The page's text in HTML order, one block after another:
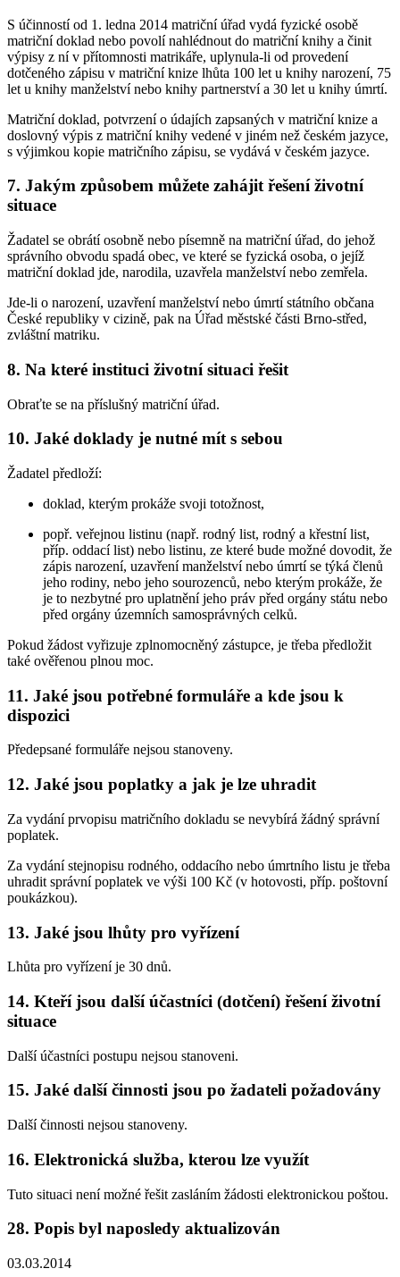
S účinností od 1. ledna 2014 matriční úřad vydá fyzické osobě
matriční doklad nebo povolí nahlédnout do matriční knihy a činit
výpisy z ní v přítomnosti matrikáře, uplynula-li od provedení
dotčeného zápisu v matriční knize lhůta 100 let u knihy narození, 75
let u knihy manželství nebo knihy partnerství a 30 let u knihy úmrtí.
Matriční doklad, potvrzení o údajích zapsaných v matriční knize a
doslovný výpis z matriční knihy vedené v jiném než českém jazyce,
s výjimkou kopie matričního zápisu, se vydává v českém jazyce.
7. Jakým způsobem můžete zahájit řešení životní
situace
Žadatel se obrátí osobně nebo písemně na matriční úřad, do jehož
správního obvodu spadá obec, ve které se fyzická osoba, o jejíž
matriční doklad jde, narodila, uzavřela manželství nebo zemřela.
Jde-li o narození, uzavření manželství nebo úmrtí státního občana
České republiky v cizině, pak na Úřad městské části Brno-střed,
zvláštní matriku.
8. Na které instituci životní situaci řešit
Obraťte se na příslušný matriční úřad.
10. Jaké doklady je nutné mít s sebou
Žadatel předloží:
doklad, kterým prokáže svoji totožnost,
popř. veřejnou listinu (např. rodný list, rodný a křestní list,
příp. oddací list) nebo listinu, ze které bude možné dovodit, že
zápis narození, uzavření manželství nebo úmrtí se týká členů
jeho rodiny, nebo jeho sourozenců, nebo kterým prokáže, že
je to nezbytné pro uplatnění jeho práv před orgány státu nebo
před orgány územních samosprávných celků.
Pokud žádost vyřizuje zplnomocněný zástupce, je třeba předložit
také ověřenou plnou moc.
11. Jaké jsou potřebné formuláře a kde jsou k
dispozici
Předepsané formuláře nejsou stanoveny.
12. Jaké jsou poplatky a jak je lze uhradit
Za vydání prvopisu matričního dokladu se nevybírá žádný správní
poplatek.
Za vydání stejnopisu rodného, oddacího nebo úmrtního listu je třeba
uhradit správní poplatek ve výši 100 Kč (v hotovosti, příp. poštovní
poukázkou).
13. Jaké jsou lhůty pro vyřízení
Lhůta pro vyřízení je 30 dnů.
14. Kteří jsou další účastníci (dotčení) řešení životní
situace
Další účastníci postupu nejsou stanoveni.
15. Jaké další činnosti jsou po žadateli požadovány
Další činnosti nejsou stanoveny.
16. Elektronická služba, kterou lze využít
Tuto situaci není možné řešit zasláním žádosti elektronickou poštou.
28. Popis byl naposledy aktualizován
03.03.2014